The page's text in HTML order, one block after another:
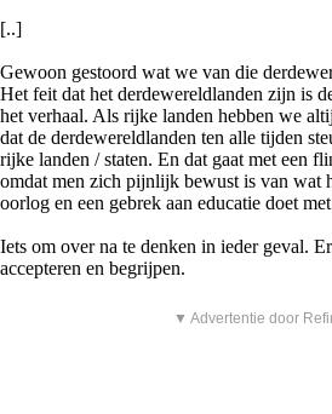
[..]
Gewoon gestoord wat we van die
Het feit dat het derdewereldlanden zijn is
het verhaal. Als rijke landen hebben we
dat de derdewereldlanden ten alle tijden
rijke landen / staten. En dat gaat met een
omdat men zich pijnlijk bewust is van wat
oorlog en een gebrek aan educatie doet
Iets om over na te denken in ieder geval.
accepteren en begrijpen.
▼ Advertentie door